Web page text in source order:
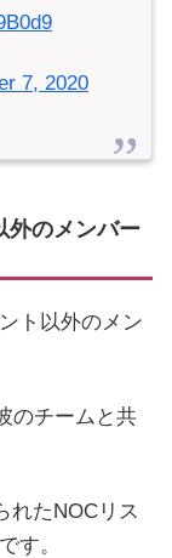
7, 2020
外のメンバー
ト以外のメン
のチームと共
れたNOCリス
す。